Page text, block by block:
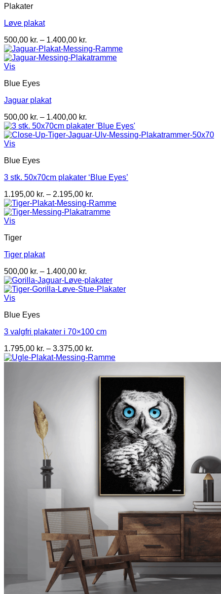
Plakater
Løve plakat
500,00 kr. – 1.400,00 kr.
500,00 kr.
til
Vis
Blue Eyes
Jaguar plakat
500,00 kr. – 1.400,00 kr.
500,00 kr.
til
Vis
Blue Eyes
3 stk. 50x70cm plakater ‘Blue Eyes’
1.195,00 kr. – 2.195,00 kr.
1.195,00 kr.
til
Vis
Tiger
Tiger plakat
500,00 kr. – 1.400,00 kr.
500,00 kr.
til
Vis
Blue Eyes
3 valgfri plakater i 70×100 cm
1.795,00 kr. – 3.375,00 kr.
1.795,00 kr.
3.375,00 kr.